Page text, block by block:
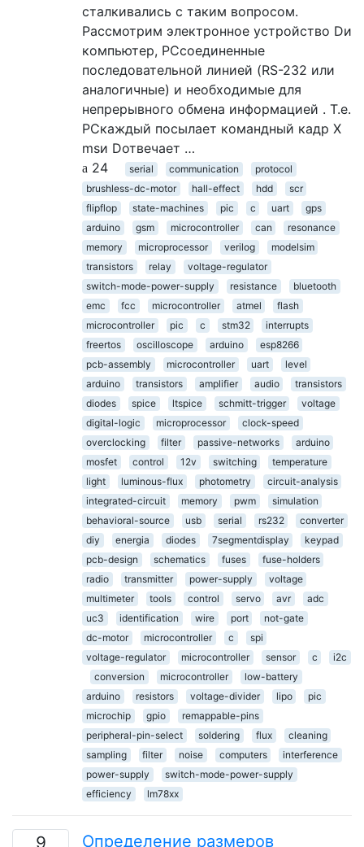
сталкивались с таким вопросом.
Рассмотрим электронное устройство Dи
компьютер, PCсоединенные
последовательной линией (RS-232 или
аналогичные) и необходимые для
непрерывного обмена информацией . Т.е.
PCкаждый посылает командный кадр X
msи Dотвечает …
24
serial communication
protocol
brushless-dc-motor
hall-effect hdd
scr
flipflop
state-machines pic c uart
gps
arduino
gsm microcontroller can
resonance
memory
microprocessor verilog
modelsim
transistors
relay
voltage-regulator
switch-mode-power-supply
resistance
bluetooth
emc
fcc microcontroller atmel
flash
microcontroller
pic c stm32
interrupts
freertos
oscilloscope arduino
esp8266
pcb-assembly
microcontroller uart
level
arduino
transistors amplifier audio
transistors
diodes
spice ltspice schmitt-trigger
voltage
digital-logic
microprocessor
clock-speed
overclocking
filter passive-networks
arduino
mosfet
control 12v switching
temperature
light
luminous-flux photometry
circuit-analysis
integrated-circuit
memory pwm
simulation
behavioral-source
usb serial rs232
converter
diy
energia diodes 7segmentdisplay
keypad
pcb-design
schematics fuses
fuse-holders
radio
transmitter power-supply
voltage
multimeter
tools control servo avr
adc
uc3
identification wire port
not-gate
dc-motor
microcontroller c
spi
voltage-regulator
microcontroller sensor c
i2c
conversion
microcontroller
low-battery
arduino
resistors voltage-divider lipo
pic
microchip
gpio
remappable-pins
peripheral-pin-select
soldering flux
cleaning
sampling
filter noise computers
interference
power-supply
switch-mode-power-supply
efficiency
lm78xx
9
Определение размеров